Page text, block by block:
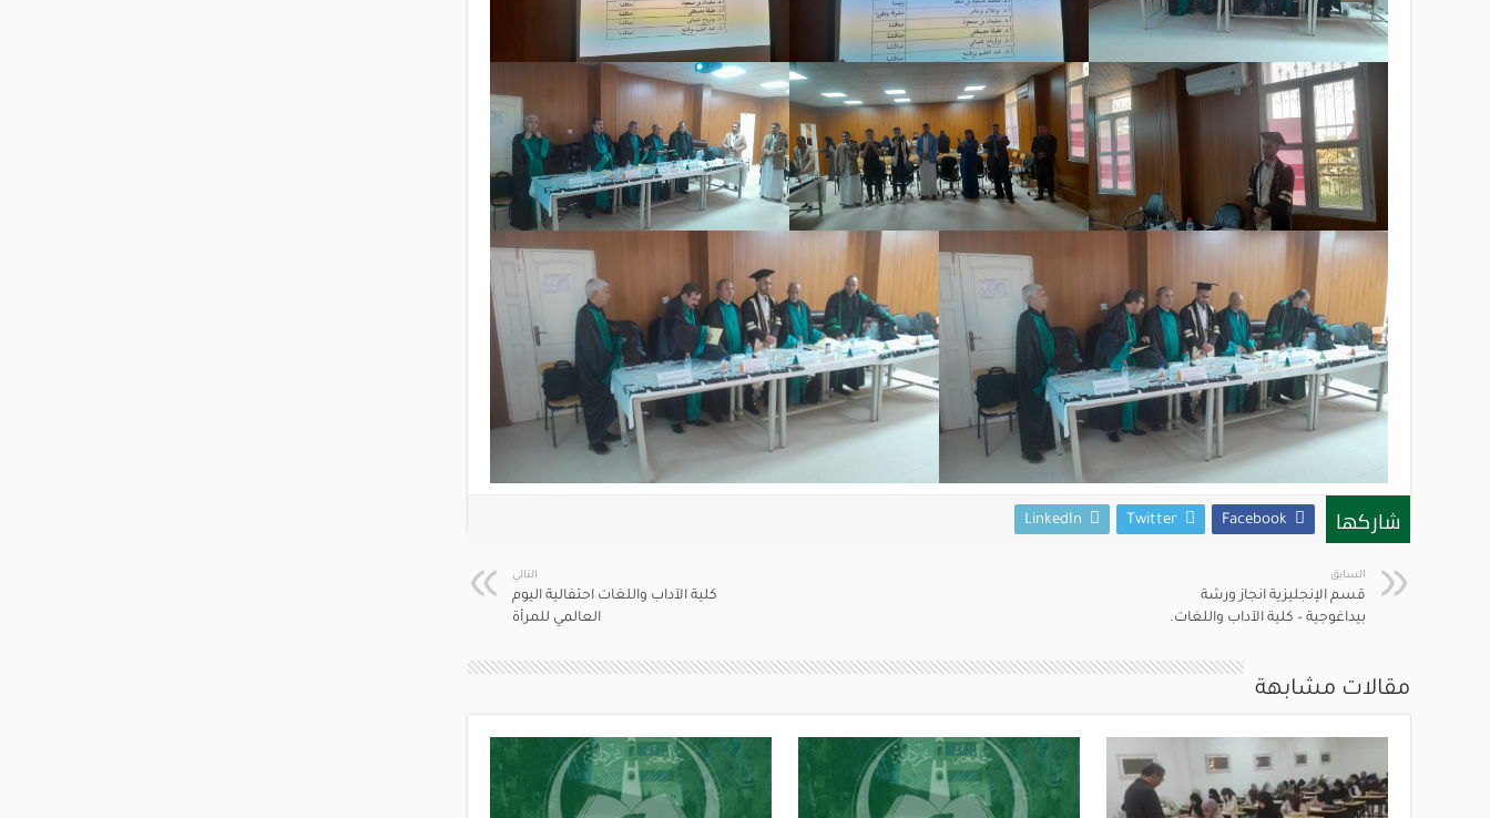
شاركها Facebook
Twitter
LinkedIn
السابق
قسم الإنجليزية انجاز ورشة
بيداغوجية – كلية الآداب واللغات.
التالي
كلية الآداب واللغات احتفالية اليوم
العالمي للمرأة‎
مقالات مشابهة